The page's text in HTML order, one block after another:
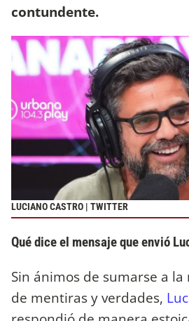
contundente.
LUCIANO CASTRO | TWITTER
Qué dice el mensaje que envió
Sin ánimos de sumarse a
de mentiras y verdades,